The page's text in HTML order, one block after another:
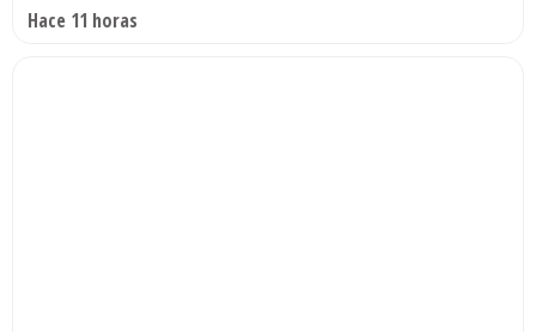
Hace 11 horas